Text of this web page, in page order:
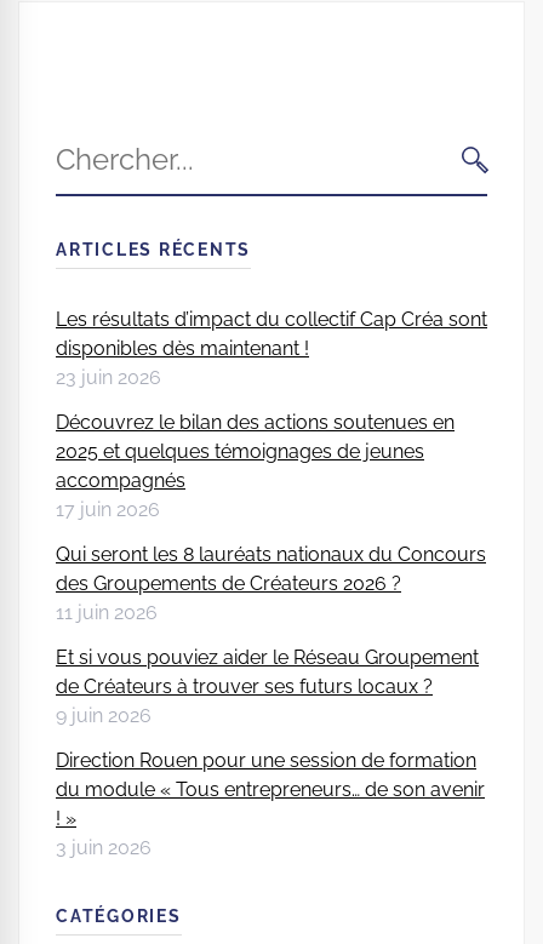
for:
ARTICLES RÉCENTS
Les résultats d’impact du collectif Cap Créa sont
disponibles dès maintenant !
23 juin 2026
Découvrez le bilan des actions soutenues en
2025 et quelques témoignages de jeunes
accompagnés
17 juin 2026
Qui seront les 8 lauréats nationaux du Concours
des Groupements de Créateurs 2026 ?
11 juin 2026
Et si vous pouviez aider le Réseau Groupement
de Créateurs à trouver ses futurs locaux ?
9 juin 2026
Direction Rouen pour une session de formation
du module « Tous entrepreneurs… de son avenir
! »
3 juin 2026
CATÉGORIES